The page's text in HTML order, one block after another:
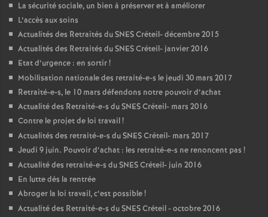
La sécurité sociale, un bien à préserver et à améliorer
L’accès aux soins
Actualités des Retraités duSNESCréteil- décembre 2015
Actualités des Retraités duSNESCréteil- janvier 2016
Etat d’urgence : en sortir!
Mobilisation nationale des retraité-e-s le jeudi 30 mars 2017
Retraité-e-s, le 10 mars défendons notre pouvoir d’achat
Actualité des Retraité-e-s duSNESCréteil- mars 2016
Contre le projet de loi travail!
Actualités des retraité-e-s duSNESCréteil- mars 2017
Jeudi 9 juin. Pouvoir d’achat : les retraité-e-s ne renoncent pas !
Actualité des retraité-e-s duSNESCréteil- juin 2016
En lutte dès la rentrée
Abroger la loi travail, c’est possible!
Actualité des Retraité-e-s duSNESCréteil - octobre 2016